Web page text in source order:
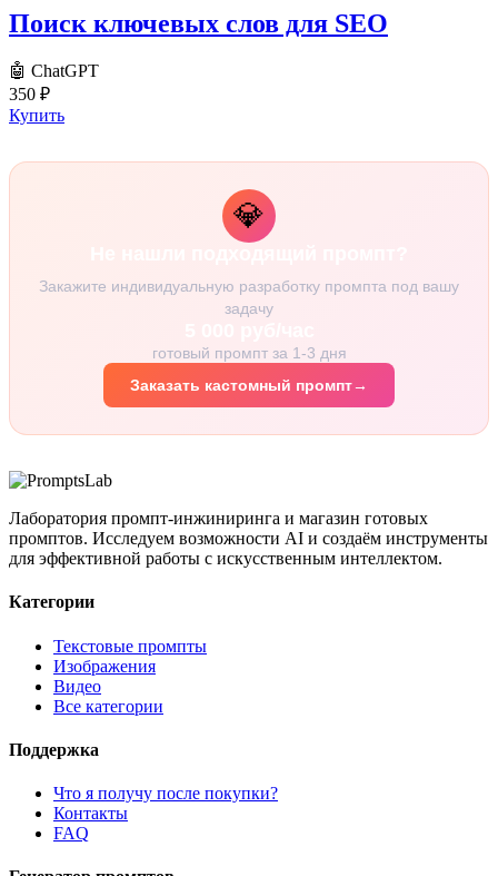
Поиск ключевых слов для SEO
🤖 ChatGPT
350 ₽
Купить
💎
Закажите индивидуальную разработку промпта под вашу
задачу
готовый промпт за 1-3 дня
Заказать кастомный промпт→
Лаборатория промпт-инжиниринга и магазин готовых
промптов. Исследуем возможности AI и создаём инструменты
для эффективной работы с искусственным интеллектом.
Категории
Текстовые промпты
Изображения
Видео
Все категории
Поддержка
Что я получу после покупки?
Контакты
FAQ